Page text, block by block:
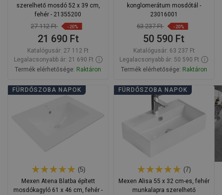
szerelhető mosdó 52 x 39 cm,
fehér - 21355200
27 112 Ft -20%
21 690 Ft
Katalógusár: 27 112 Ft
Legalacsonyabb ár: 21 690 Ft
Termék elérhetősége: Raktáron
Kosárba
konglomerátum mosdótál -
23016001
63 237 Ft -20%
50 590 Ft
Katalógusár: 63 237 Ft
Legalacsonyabb ár: 50 590 Ft
Termék elérhetősége: Raktáron
Kosárba
Kedvenc
Hasonlítsa
össze
FÜRDŐSZOBA NAPOK
(5)
Mexen Atena Blatba épített
mosdókagyló 61 x 46 cm, fehér -
FÜRDŐSZOBA NAPOK
(7)
Mexen Alisa 55 x 32 cm-es, fehér
munkalapra szerelhető